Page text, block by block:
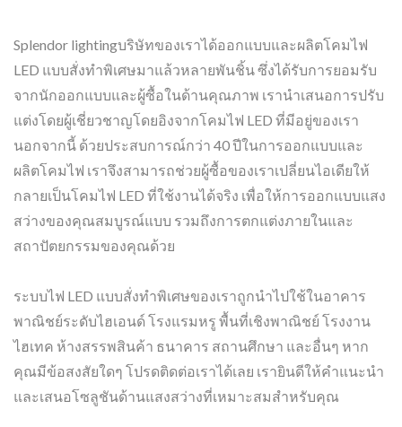
Splendor lightingบริษัทของเราได้ออกแบบและผลิตโคมไฟ
LED แบบสั่งทำพิเศษมาแล้วหลายพันชิ้น ซึ่งได้รับการยอมรับ
จากนักออกแบบและผู้ซื้อในด้านคุณภาพ เรานำเสนอการปรับ
แต่งโดยผู้เชี่ยวชาญโดยอิงจากโคมไฟ LED ที่มีอยู่ของเรา
นอกจากนี้ ด้วยประสบการณ์กว่า 40 ปีในการออกแบบและ
ผลิตโคมไฟ เราจึงสามารถช่วยผู้ซื้อของเราเปลี่ยนไอเดียให้
กลายเป็นโคมไฟ LED ที่ใช้งานได้จริง เพื่อให้การออกแบบแสง
สว่างของคุณสมบูรณ์แบบ รวมถึงการตกแต่งภายในและ
สถาปัตยกรรมของคุณด้วย
ระบบไฟ LED แบบสั่งทำพิเศษของเราถูกนำไปใช้ในอาคาร
พาณิชย์ระดับไฮเอนด์ โรงแรมหรู พื้นที่เชิงพาณิชย์ โรงงาน
ไฮเทค ห้างสรรพสินค้า ธนาคาร สถานศึกษา และอื่นๆ หาก
คุณมีข้อสงสัยใดๆ โปรดติดต่อเราได้เลย เรายินดีให้คำแนะนำ
และเสนอโซลูชันด้านแสงสว่างที่เหมาะสมสำหรับคุณ